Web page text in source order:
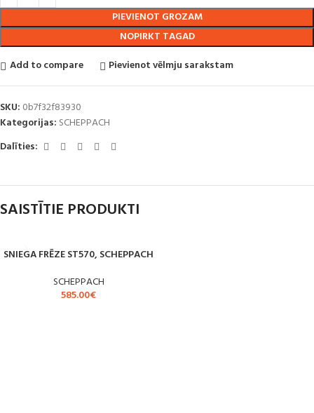
PIEVIENOT GROZAM
NOPIRKT TAGAD
Add to compare
Pievienot vēlmju sarakstam
SKU: 0b7f32f83930
Kategorijas: SCHEPPACH
Dalīties:
SAISTĪTIE PRODUKTI
SNIEGA FRĒZE ST570, SCHEPPACH
SCHEPPACH
585.00€